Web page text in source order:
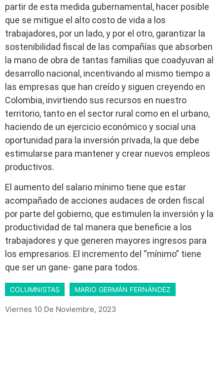
partir de esta medida gubernamental, hacer posible
que se mitigue el alto costo de vida a los
trabajadores, por un lado, y por el otro, garantizar la
sostenibilidad fiscal de las compañías que absorben
la mano de obra de tantas familias que coadyuvan al
desarrollo nacional, incentivando al mismo tiempo a
las empresas que han creído y siguen creyendo en
Colombia, invirtiendo sus recursos en nuestro
territorio, tanto en el sector rural como en el urbano,
haciendo de un ejercicio económico y social una
oportunidad para la inversión privada, la que debe
estimularse para mantener y crear nuevos empleos
productivos.
El aumento del salario mínimo tiene que estar
acompañado de acciones audaces de orden fiscal
por parte del gobierno, que estimulen la inversión y la
productividad de tal manera que beneficie a los
trabajadores y que generen mayores ingresos para
los empresarios. El incremento del “mínimo” tiene
que ser un gane- gane para todos.
COLUMNISTAS MARIO GERMÁN FERNÁNDEZ
Viernes 10 De Noviembre, 2023